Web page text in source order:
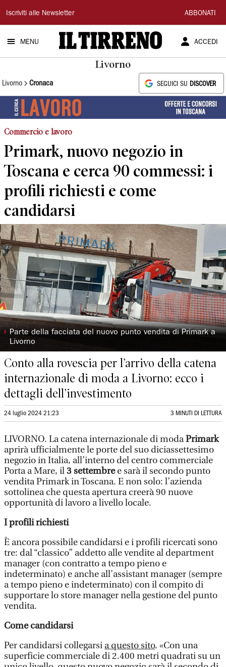
Il
Tirreno
Iscriviti alle Newsletter ABBONATI
MENU ACCEDI
Livorno
Livorno Cronaca SEGUICI SU DISCOVER
Commercio e lavoro
Primark, nuovo negozio in
Toscana e cerca 90 commessi: i
profili richiesti e come
candidarsi
◗ Parte della facciata del nuovo punto vendita di Primark a
Livorno
Conto alla rovescia per l’arrivo della catena
internazionale di moda a Livorno: ecco i
dettagli dell’investimento
24 luglio 2024 21:23 3 MINUTI DI LETTURA
LIVORNO. La catena internazionale di modaPrimark
aprirà ufficialmente le porte del suo diciassettesimo
negozio in Italia, all’interno del centro commerciale
Porta a Mare, il3 settembree sarà il secondo punto
vendita Primark in Toscana. E non solo: l’azienda
sottolinea che questa apertura creerà 90 nuove
opportunità di lavoro a livello locale.
I profili richiesti
È ancora possibile candidarsi e i profili ricercati sono
tre: dal “classico” addetto alle vendite al department
manager (con contratto a tempo pieno e
indeterminato) e anche all’assistant manager (sempre
a tempo pieno e indeterminato) con il compito di
supportare lo store manager nella gestione del punto
vendita.
Come candidarsi
Per candidarsi collegarsi a questo sito. «Con una
superficie commerciale di 2.400 metri quadrati su un